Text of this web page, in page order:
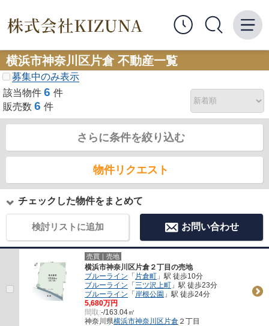
横浜市神奈川区片倉 不動産一覧
募集中のみ表示
該当物件 6 件
販売数 6 件
さらに条件を絞り込む
物件リクエスト
チェックした物件をまとめて
検討リストに追加 お問い合わせ
売買｜売地
横浜市神奈川区片倉２丁目の売地
ブルーライン 「 片倉町 」駅 徒歩10分
ブルーライン 「三ツ沢上町 」駅 徒歩23分
ブルーライン 「岸根公園 」駅 徒歩24分
5,680万円
間取:-/163.04㎡
神奈川県横浜市神奈川区片倉 ２丁目